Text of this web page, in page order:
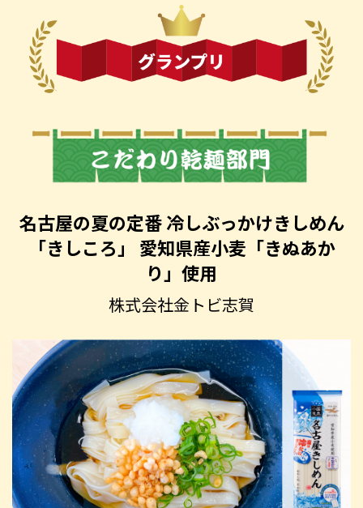
名古屋の夏の定番冷しぶっかけきしめん
「きしころ」 愛知県産小麦「きぬあか
り」使用
株式会社金トビ志賀